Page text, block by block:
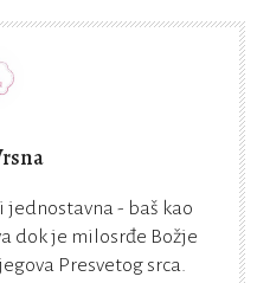
jednostavna - baš kao
dok je milosrđe Božje
Presvetog srca.